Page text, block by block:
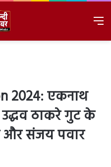
2024: एकनाथ
ठाकरे गुट के
और संजय पवार